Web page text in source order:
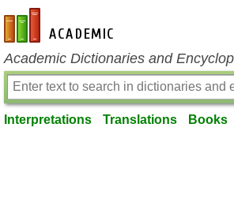
en-academic.com
Academic Dictionaries and
Interpretations Translations Books